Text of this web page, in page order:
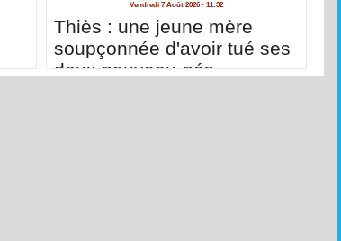
Vendredi 7 Août 2026 - 11:32
Thiès : une jeune mère
soupçonnée d'avoir tué ses
deux nouveau-nés